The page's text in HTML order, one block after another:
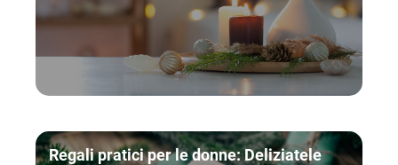
Regali pratici per le donne: Deliziatele